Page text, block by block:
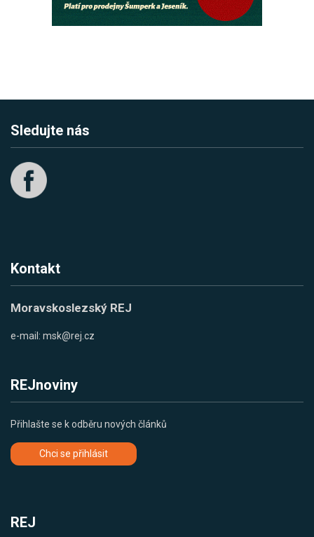
Sledujte nás
Kontakt
Moravskoslezský REJ
e-mail: msk@rej.cz
REJnoviny
Přihlašte se k odběru nových článků
Chci se přihlásit
REJ